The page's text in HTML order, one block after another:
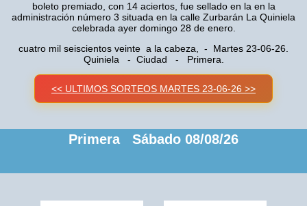
boleto premiado, con 14 aciertos, fue sellado en la en la
administración número 3 situada en la calle Zurbarán La Quiniela
celebrada ayer domingo 28 de enero.
cuatro mil seiscientos veinte a la cabeza, - Martes 23-06-26.
Quiniela - Ciudad - Primera.
<< ULTIMOS SORTEOS MARTES 23-06-26 >>
Primera Sábado 08/08/26